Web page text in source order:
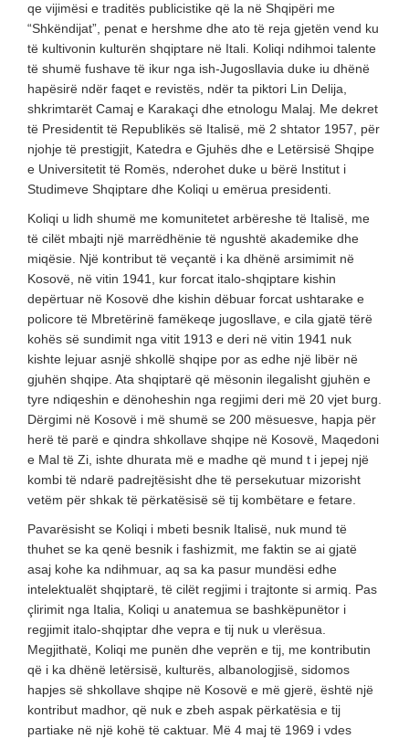
qe vijimësi e traditës publicistike që la në Shqipëri me
“Shkëndijat”, penat e hershme dhe ato të reja gjetën vend ku
të kultivonin kulturën shqiptare në Itali. Koliqi ndihmoi talente
të shumë fushave të ikur nga ish-Jugosllavia duke iu dhënë
hapësirë ndër faqet e revistës, ndër ta piktori Lin Delija,
shkrimtarët Camaj e Karakaçi dhe etnologu Malaj. Me dekret
të Presidentit të Republikës së Italisë, më 2 shtator 1957, për
njohje të prestigjit, Katedra e Gjuhës dhe e Letërsisë Shqipe
e Universitetit të Romës, nderohet duke u bërë Institut i
Studimeve Shqiptare dhe Koliqi u emërua presidenti.
Koliqi u lidh shumë me komunitetet arbëreshe të Italisë, me
të cilët mbajti një marrëdhënie të ngushtë akademike dhe
miqësie. Një kontribut të veçantë i ka dhënë arsimimit në
Kosovë, në vitin 1941, kur forcat italo-shqiptare kishin
depërtuar në Kosovë dhe kishin dëbuar forcat ushtarake e
policore të Mbretërinë famëkeqe jugosllave, e cila gjatë tërë
kohës së sundimit nga vitit 1913 e deri në vitin 1941 nuk
kishte lejuar asnjë shkollë shqipe por as edhe një libër në
gjuhën shqipe. Ata shqiptarë që mësonin ilegalisht gjuhën e
tyre ndiqeshin e dënoheshin nga regjimi deri më 20 vjet burg.
Dërgimi në Kosovë i më shumë se 200 mësuesve, hapja për
herë të parë e qindra shkollave shqipe në Kosovë, Maqedoni
e Mal të Zi, ishte dhurata më e madhe që mund t i jepej një
kombi të ndarë padrejtësisht dhe të persekutuar mizorisht
vetëm për shkak të përkatësisë së tij kombëtare e fetare.
Pavarësisht se Koliqi i mbeti besnik Italisë, nuk mund të
thuhet se ka qenë besnik i fashizmit, me faktin se ai gjatë
asaj kohe ka ndihmuar, aq sa ka pasur mundësi edhe
intelektualët shqiptarë, të cilët regjimi i trajtonte si armiq. Pas
çlirimit nga Italia, Koliqi u anatemua se bashkëpunëtor i
regjimit italo-shqiptar dhe vepra e tij nuk u vlerësua.
Megjithatë, Koliqi me punën dhe veprën e tij, me kontributin
që i ka dhënë letërsisë, kulturës, albanologjisë, sidomos
hapjes së shkollave shqipe në Kosovë e më gjerë, është një
kontribut madhor, që nuk e zbeh aspak përkatësia e tij
partiake në një kohë të caktuar. Më 4 maj të 1969 i vdes